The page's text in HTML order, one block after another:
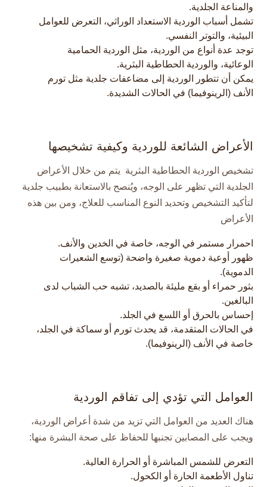
والمناعة الجلدية.​
تشمل أسباب الوردية الاستعداد الوراثي، التعرض للعوامل
البيئية، والتوتر النفسي.​
توجد عدة أنواع من الوردية، مثل الوردية الحمامية
الوعائية، والوردية الحطاطية البثرية.​
يمكن أن تتطور الوردية إلى مضاعفات جلدية مثل تورم
الأنف (الرينوفيما) في الحالات الشديدة.​
الأعراض الشائعة للوردية وكيفية تشخيصها
تشخيص الوردية الحطاطية البثرية يتم من خلال الأعراض
الجلدية التي تظهر على الوجه، ويُنصح بالاستعانة بطبيب جلدية
لتأكيد التشخيص وتحديد النوع المناسب للعلاج، ومن بين هذه
الأعراض
احمرار مستمر في الوجه، خاصة في الخدين والأنف.
ظهور أوعية دموية صغيرة واضحة (توسع الشعيرات
الدموية).
بثور حمراء أو بقع مليئة بالصديد، تشبه حب الشباب لدى
البالغين.
إحساس بالحرق أو اللسع في الجلد.
في الحالات المتقدمة، قد يحدث تورم أو سماكة في الجلد،
خاصة في الأنف (الرينوفيما).​
العوامل التي تؤدي إلى تفاقم الوردية
هناك العديد من العوامل التي تزيد من شدة أعراض الوردية،
ويجب على المصابين تجنبها للحفاظ على صحة البشرة منها:
التعرض للشمس المباشرة أو الحرارة العالية.
تناول الأطعمة الحارة أو الكحول.